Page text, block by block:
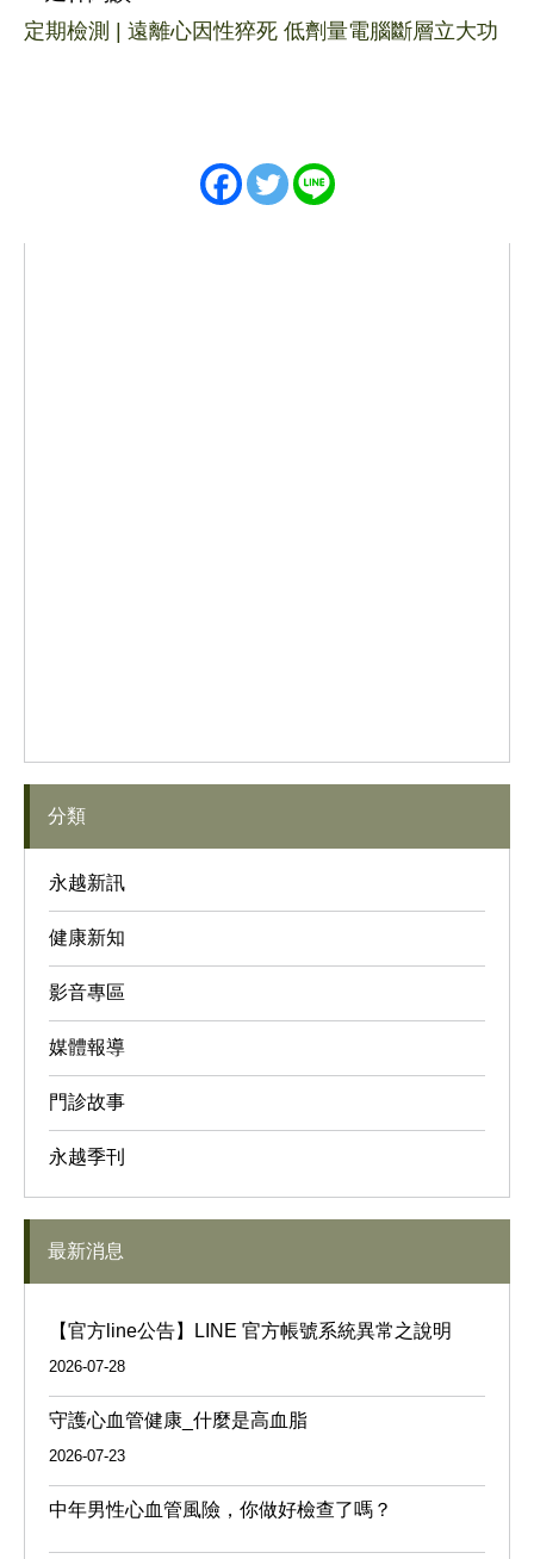
定期檢測 | 遠離心因性猝死 低劑量電腦斷層立大功
分類
永越新訊
健康新知
影音專區
媒體報導
門診故事
永越季刊
最新消息
【官方line公告】LINE 官方帳號系統異常之說明
2026-07-28
守護心血管健康_什麼是高血脂
2026-07-23
中年男性心血管風險，你做好檢查了嗎？